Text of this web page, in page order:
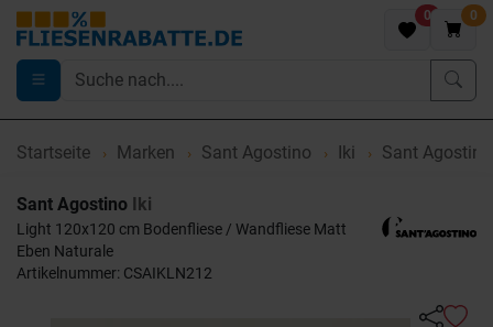
0 0
Startseite Marken Sant Agostino Iki Sant
Sant Agostino Iki
Light 120x120 cm Bodenfliese / Wandfliese Matt
Eben Naturale
Artikelnummer: CSAIKLN212